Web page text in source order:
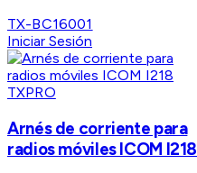
TX-BC16001
Iniciar Sesión
TXPRO
Arnés de corriente para
radios móviles ICOM I218